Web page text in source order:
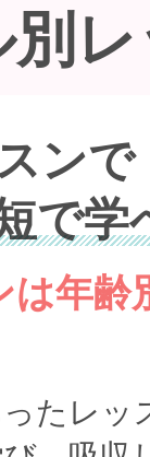
別
ンで
で学
は年齢
たレッ